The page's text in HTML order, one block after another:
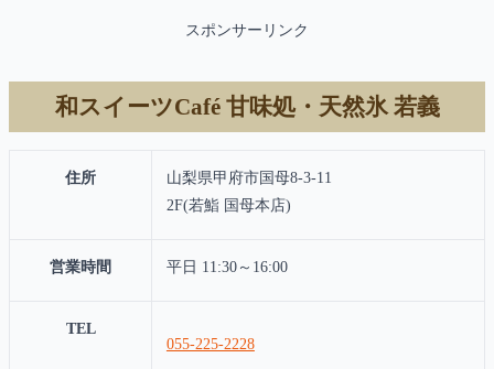
スポンサーリンク
和スイーツCafé 甘味処・天然氷 若義
住所
山梨県甲府市国母8-3-11
2F(若鮨 国母本店)
営業時間 平日 11:30～16:00
TEL
055-225-2228